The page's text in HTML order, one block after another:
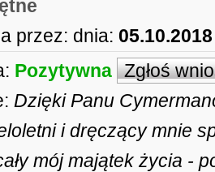
przez: dnia:
Pozytywna Zgłoś
Dzięki Panu
i dręczący mnie
mój majątek życia -